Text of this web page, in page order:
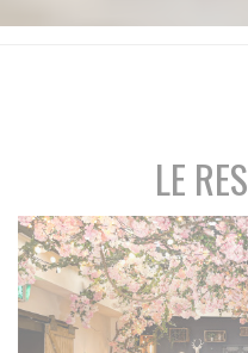
LE